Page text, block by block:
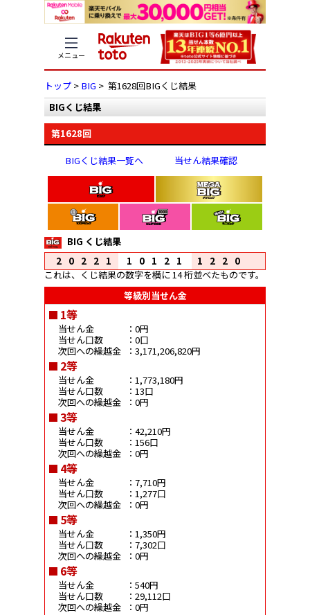
メニュー
トップ > BIG > 第1628回BIGくじ結果
BIGくじ結果
第1628回
BIGくじ結果一覧へ 当せん結果確認
BIG くじ結果
20221
10121
1220
これは、くじ結果の数字を横に 14 桁並べたものです。
等級別当せん金
1等
当せん金
：0円
当せん口数
：0口
次回への繰越金
：3,171,206,820円
2等
当せん金
：1,773,180円
当せん口数
：13口
次回への繰越金
：0円
3等
当せん金
：42,210円
当せん口数
：156口
次回への繰越金
：0円
4等
当せん金
：7,710円
当せん口数
：1,277口
次回への繰越金
：0円
5等
当せん金
：1,350円
当せん口数
：7,302口
次回への繰越金
：0円
6等
当せん金
：540円
当せん口数
：29,112口
次回への繰越金
：0円